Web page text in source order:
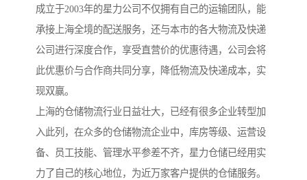
成立于2003年的星力公司不仅拥有自己的运输团队，能
承接上海全境的配送服务，还与本市的各大物流及快递
公司进行深度合作，享受直营价的优惠待遇，公司会将
此优惠价与合作商共同分享，降低物流及快递成本，实
现双赢。
上海的仓储物流行业日益壮大，已经有很多企业转型加
入此列，在众多的仓储物流企业中，库房等级、运营设
备、员工技能、管理水平参差不齐，星力仓储已经用实
力了自己的核心地位，为近万家客户提供的仓储服务。